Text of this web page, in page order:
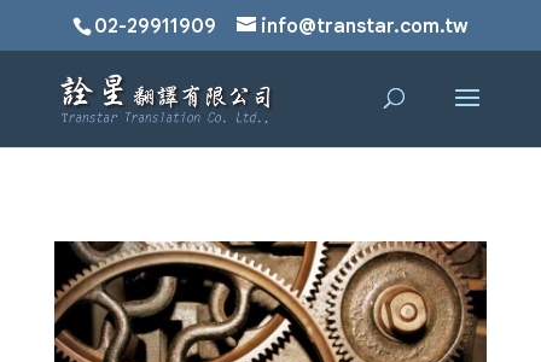
02-29911909 info@transtar.com.tw